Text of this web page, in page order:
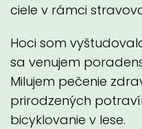
ciele v rámci
Hoci som
sa venujem
Milujem pečenie
prirodzených
bicyklovanie v lese.